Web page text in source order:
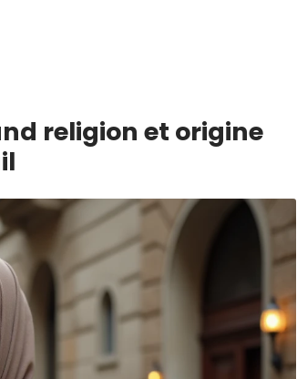
religion et origine